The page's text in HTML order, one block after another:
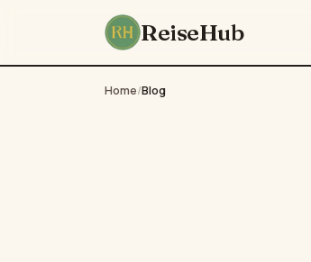
ReiseHub
Home/Blog